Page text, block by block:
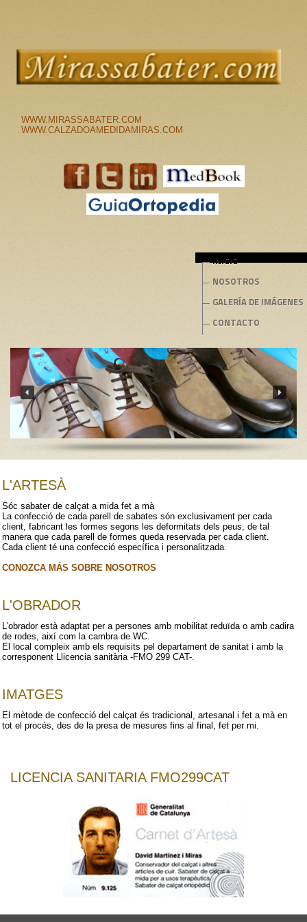
WWW.MIRASSABATER.COM
WWW.CALZADOAMEDIDAMIRAS.COM
INICIO
NOSOTROS
GALERÍA DE IMÁGENES
CONTACTO
L'ARTESÀ
Sóc sabater de calçat a mida fet a mà
La confecció de cada parell de sabates són exclusivament per cada
client, fabricant les formes segons les deformitats dels peus, de tal
manera que cada parell de formes queda reservada per cada client.
Cada client té una confecció específica i personalitzada.
CONOZCA MÁS SOBRE NOSOTROS
L'OBRADOR
L'obrador està adaptat per a persones amb mobilitat reduïda o amb cadira
de rodes, així com la cambra de WC.
El local compleix amb els requisits pel departament de sanitat i amb la
corresponent Llicencia sanitària -FMO 299 CAT-.
IMATGES
El mètode de confecció del calçat és tradicional, artesanal i fet a mà en
tot el procés, des de la presa de mesures fins al final, fet per mi.
LICENCIA SANITARIA FMO299CAT